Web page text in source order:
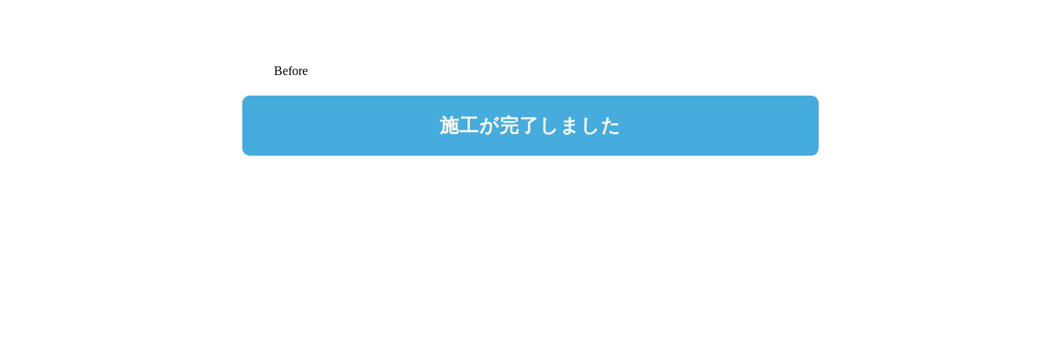
Before
施工が完了しました